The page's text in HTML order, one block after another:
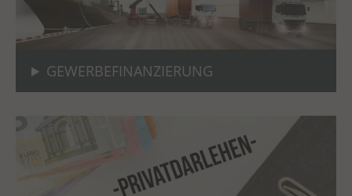
GEWERBEFINANZIERUNG